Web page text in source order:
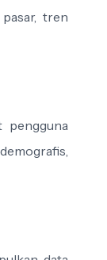
tren
pengguna